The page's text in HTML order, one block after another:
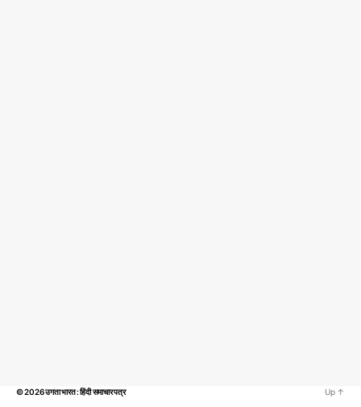
© 2026उगता भारत : हिंदी समाचार पत्र Up ↑